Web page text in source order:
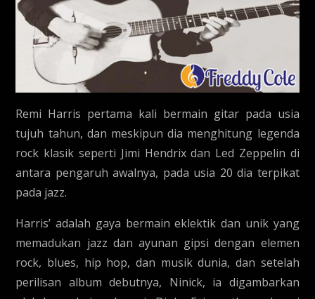
Remi Harris pertama kali bermain gitar pada usia
tujuh tahun, dan meskipun dia menghitung legenda
rock klasik seperti Jimi Hendrix dan Led Zeppelin di
antara pengaruh awalnya, pada usia 20 dia terpikat
pada jazz.
Harris’ adalah gaya bermain eklektik dan unik yang
memadukan jazz dan ayunan gipsi dengan elemen
rock, blues, hip hop, dan musik dunia, dan setelah
perilisan album debutnya, Ninick, ia digambarkan